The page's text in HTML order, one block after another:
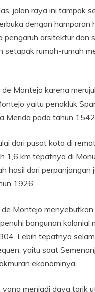
jalan raya ini tampak
dengan hamparan
pengaruh arsitektur dan
setapak rumah-rumah
Montejo karena
yaitu penakluk
Merida pada tahun
dari pusat kota di
1,6 km tepatnya di
hasil dari perpanjangan
1926.
de Montejo
bangunan kolonial
Lebih tepatnya
yaitu saat
ekonominya.
menjadi daya tarik